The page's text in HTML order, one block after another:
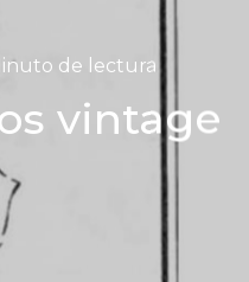
de lectura
vintage